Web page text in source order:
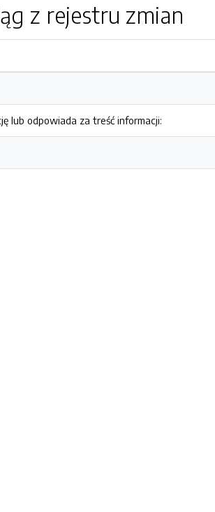
z rejestru zmian
lub odpowiada za treść informacji: